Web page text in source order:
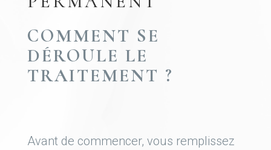
COMMENT SE
DÉROULE LE
TRAITEMENT ?
Avant de commencer, vous remplissez